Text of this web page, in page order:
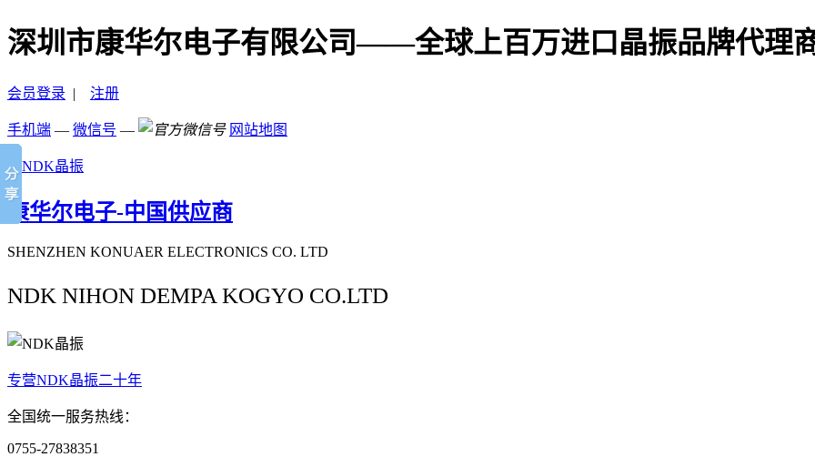
深圳市康华尔电子有限公司——全球上百万进口晶振品牌代理
会员登录 | 注册
手机端 — 微信号 — 网站地图
康华尔电子-中国供应商
SHENZHEN KONUAER ELECTRONICS CO. LTD
NDK NIHON DEMPA KOGYO CO.LTD
专营NDK晶振二十年
全国统一服务热线：
0755-27838351